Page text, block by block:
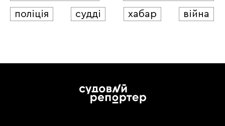
поліція
судді хабар війна